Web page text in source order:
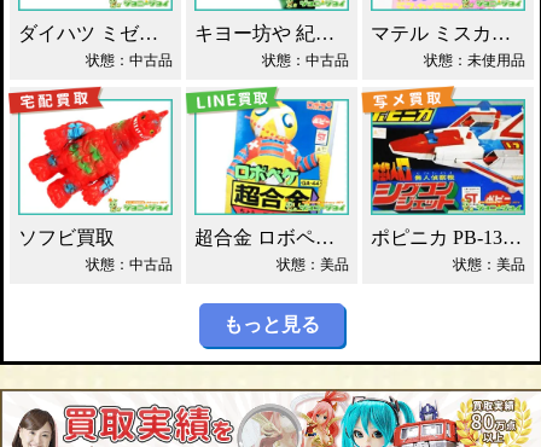
ダイハツ ミゼット ブリキ マスダヤ買取！
状態：中古品
キヨー坊や 紀陽銀行 店頭用 貯金箱 ソフビ買取！
状態：中古品
マテル ミスカメラマン バービー人形 買取！
状態：未使用品
ソフビ買取
状態：中古品
超合金 ロボペケ GA-44 がんばれ!!ロボコン 買取！
状態：美品
ポピニカ PB-13 シグコンジェット 買取！
状態：美品
もっと見る